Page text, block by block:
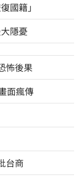
國籍」
隱憂
怖後果
面瘋傳
台商